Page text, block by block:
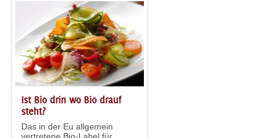
Ist Bio drin wo Bio drauf
steht?
Das in der Eu allgemein
vertretene Bio-Label für